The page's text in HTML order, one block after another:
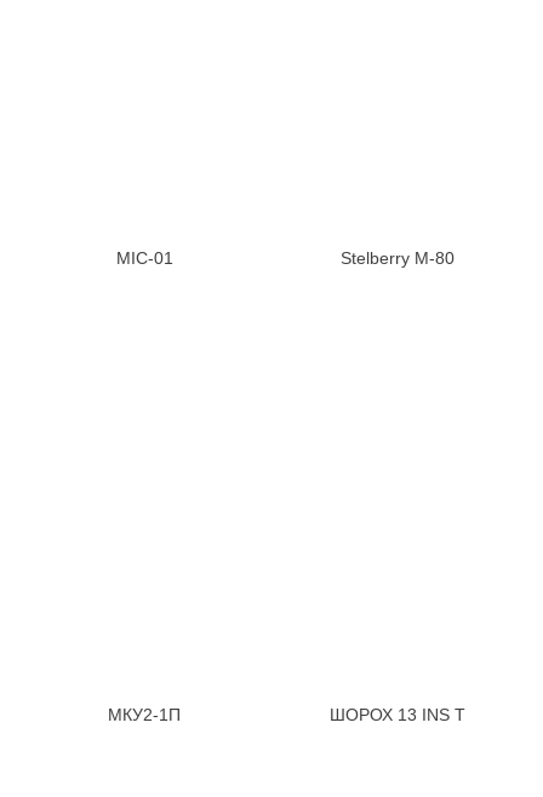
MIC-01 Stelberry M-80
МКУ2-1П ШОРОХ 13 INS T